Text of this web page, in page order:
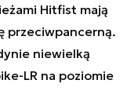
Hitfist mają
przeciwpancerną.
niewielką
LR na poziomie